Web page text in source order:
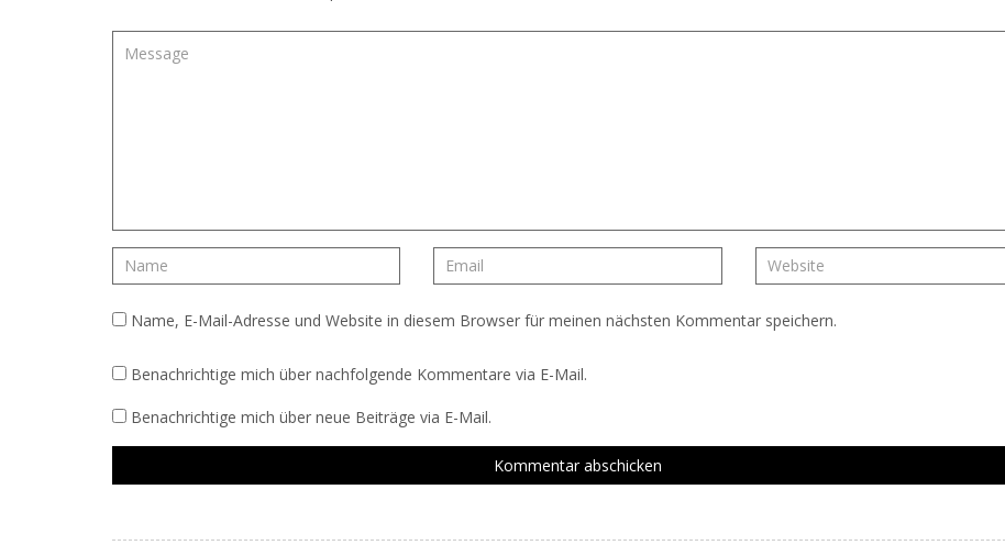
Name, E-Mail-Adresse und Website in diesem Browser für meinen nächsten Kommentar speichern.
Benachrichtige mich über nachfolgende Kommentare via E-Mail.
Benachrichtige mich über neue Beiträge via E-Mail.